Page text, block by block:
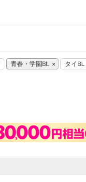
青春・学園BL タイBL